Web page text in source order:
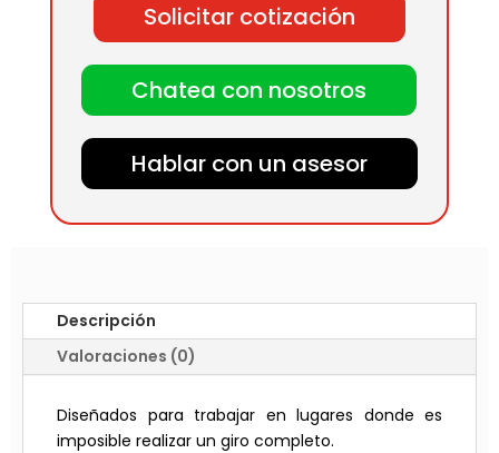
Solicitar cotización
Chatea con nosotros
Hablar con un asesor
Descripción
Valoraciones (0)
Diseñados para trabajar en lugares donde es
imposible realizar un giro completo.